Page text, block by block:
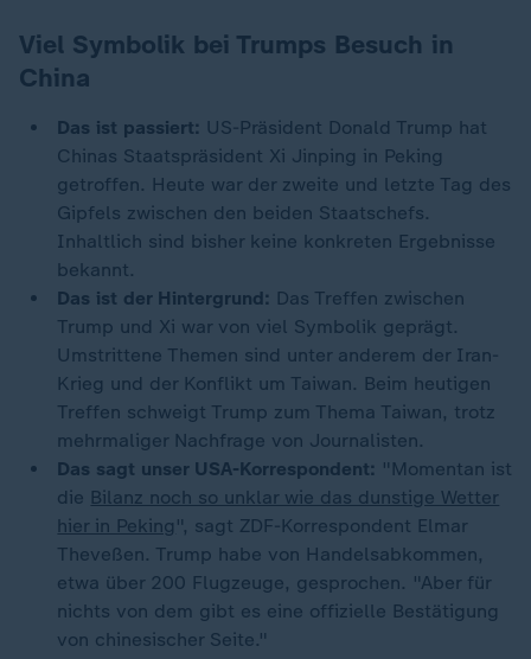
Viel Symbolik bei Trumps Besuch in
China
Das ist passiert: US-Präsident Donald Trump hat
Chinas Staatspräsident Xi Jinping in Peking
getroffen. Heute war der zweite und letzte Tag des
Gipfels zwischen den beiden Staatschefs.
Inhaltlich sind bisher keine konkreten Ergebnisse
bekannt.
Das ist der Hintergrund: Das Treffen zwischen
Trump und Xi war von viel Symbolik geprägt.
Umstrittene Themen sind unter anderem der Iran-
Krieg und der Konflikt um Taiwan. Beim heutigen
Treffen schweigt Trump zum Thema Taiwan, trotz
mehrmaliger Nachfrage von Journalisten.
Das sagt unser USA-Korrespondent: "Momentan ist
die Bilanz noch so unklar wie das dunstige Wetter
hier in Peking ", sagt ZDF-Korrespondent Elmar
Theveßen. Trump habe von Handelsabkommen,
etwa über 200 Flugzeuge, gesprochen. "Aber für
nichts von dem gibt es eine offizielle Bestätigung
von chinesischer Seite."